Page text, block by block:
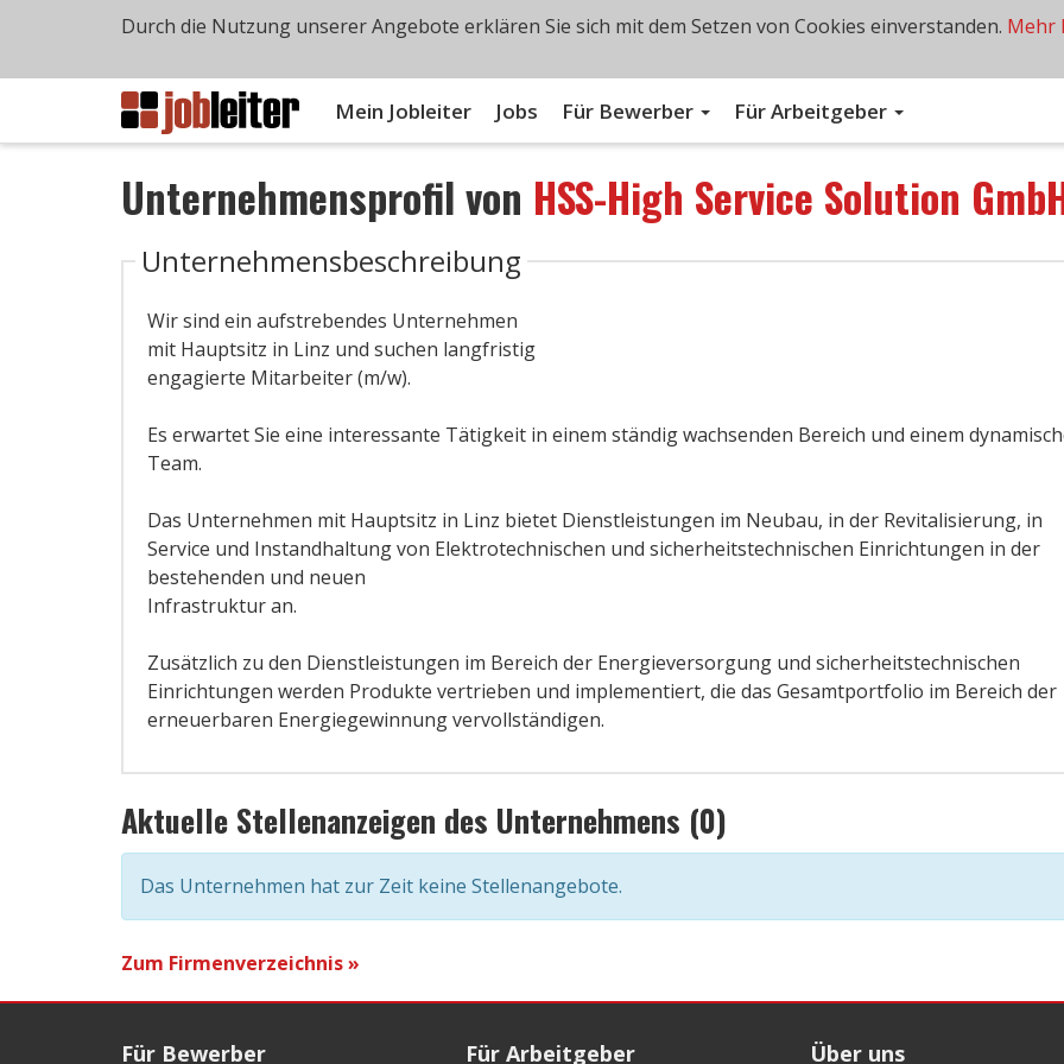
Mein Jobleiter Jobs Für Bewerber Für Arbeitgeber
Unternehmensprofil von HSS-High Service Solution
Unternehmensbeschreibung
Wir sind ein aufstrebendes Unternehmen
mit Hauptsitz in Linz und suchen langfristig
engagierte Mitarbeiter (m/w).
Es erwartet Sie eine interessante Tätigkeit in einem ständig wachsenden Bereich und einem
Team.
Das Unternehmen mit Hauptsitz in Linz bietet Dienstleistungen im Neubau, in der Revitalisierung, in
Service und Instandhaltung von Elektrotechnischen und sicherheitstechnischen Einrichtungen in der
bestehenden und neuen
Infrastruktur an.
Zusätzlich zu den Dienstleistungen im Bereich der Energieversorgung und sicherheitstechnischen
Einrichtungen werden Produkte vertrieben und implementiert, die das Gesamtportfolio im Bereich der
erneuerbaren Energiegewinnung vervollständigen.
Aktuelle Stellenanzeigen des Unternehmens (0)
Das Unternehmen hat zur Zeit keine Stellenangebote.
Zum Firmenverzeichnis »
Für Bewerber Für Arbeitgeber Über uns
Durch die Nutzung unserer Angebote erklären Sie sich mit dem Setzen von Cookies einverstanden. Mehr